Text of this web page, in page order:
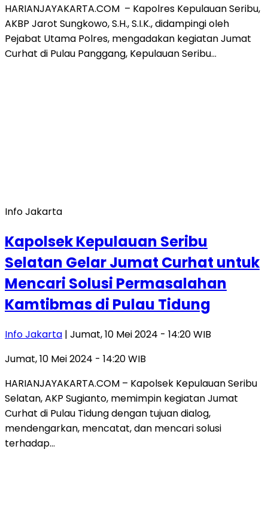
HARIANJAYAKARTA.COM – Kapolres Kepulauan Seribu,
AKBP Jarot Sungkowo, S.H., S.I.K., didampingi oleh
Pejabat Utama Polres, mengadakan kegiatan Jumat
Curhat di Pulau Panggang, Kepulauan Seribu…
Info Jakarta
Kapolsek Kepulauan Seribu
Selatan Gelar Jumat Curhat untuk
Mencari Solusi Permasalahan
Kamtibmas di Pulau Tidung
Info Jakarta | Jumat, 10 Mei 2024 - 14:20 WIB
Jumat, 10 Mei 2024 - 14:20 WIB
HARIANJAYAKARTA.COM – Kapolsek Kepulauan Seribu
Selatan, AKP Sugianto, memimpin kegiatan Jumat
Curhat di Pulau Tidung dengan tujuan dialog,
mendengarkan, mencatat, dan mencari solusi
terhadap…